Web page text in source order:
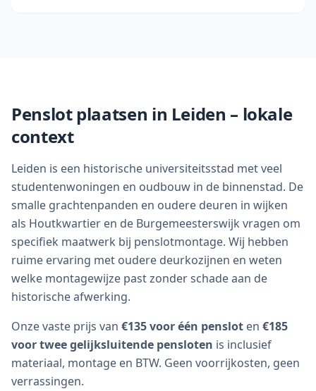
Penslot plaatsen in Leiden – lokale
context
Leiden is een historische universiteitsstad met veel
studentenwoningen en oudbouw in de binnenstad. De
smalle grachtenpanden en oudere deuren in wijken
als Houtkwartier en de Burgemeesterswijk vragen om
specifiek maatwerk bij penslotmontage. Wij hebben
ruime ervaring met oudere deurkozijnen en weten
welke montagewijze past zonder schade aan de
historische afwerking.
Onze vaste prijs van €135 voor één penslot en €185
voor twee gelijksluitende pensloten is inclusief
materiaal, montage en BTW. Geen voorrijkosten, geen
verrassingen.